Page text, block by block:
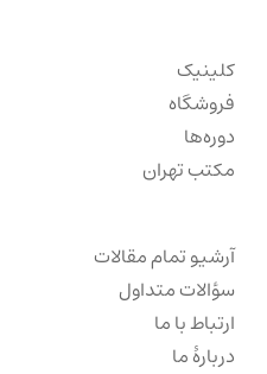
کلینیک
فروشگاه
دوره‌ها
مکتب تهران
آرشیو تمام مقالات
سؤالات متداول
ارتباط با ما
دربارهٔ ما